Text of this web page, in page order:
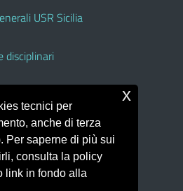
USR Sicilia
disciplinari
della Sicilia
tecnici per
anche di terza
Per saperne di più sui
consulta la policy
link in fondo alla
x